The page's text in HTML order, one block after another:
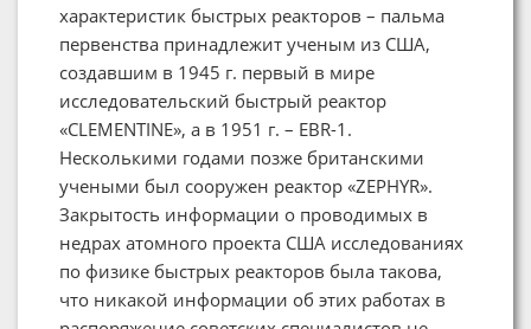
характеристик быстрых реакторов – пальма
первенства принадлежит ученым из США,
создавшим в 1945 г. первый в мире
исследовательский быстрый реактор
«CLEMENTINE», а в 1951 г. – EBR-1.
Несколькими годами позже британскими
учеными был сооружен реактор «ZEPHYR».
Закрытость информации о проводимых в
недрах атомного проекта США исследованиях
по физике быстрых реакторов была такова,
что никакой информации об этих работах в